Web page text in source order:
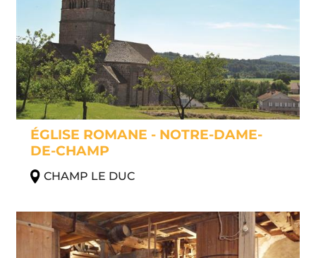
ÉGLISE ROMANE - NOTRE-DAME-
DE-CHAMP
CHAMP LE DUC